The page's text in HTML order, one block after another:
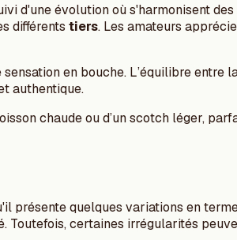
d'une évolution où s'harmonisent
différents tiers. Les amateurs
en bouche. L’équilibre entre
authentique.
chaude ou d’un scotch léger,
présente quelques variations en
Toutefois, certaines irrégularités